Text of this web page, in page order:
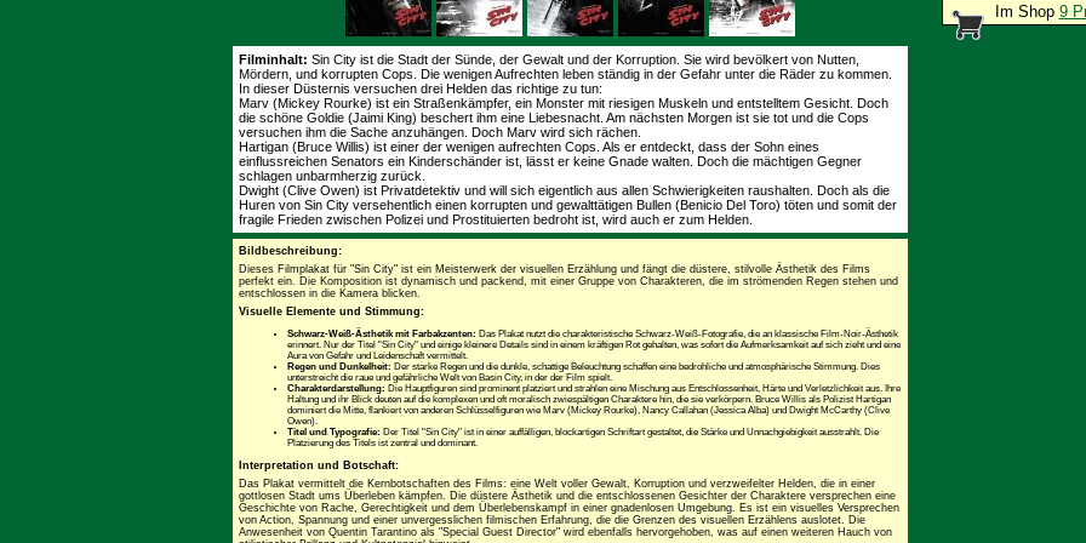
Im Shop 9
Filminhalt: Sin City ist die Stadt der Sünde, der Gewalt und der Korruption. Sie wird bevölkert von Nutten,
Mördern, und korrupten Cops. Die wenigen Aufrechten leben ständig in der Gefahr unter die Räder zu kommen.
In dieser Düsternis versuchen drei Helden das richtige zu tun:
Marv (Mickey Rourke) ist ein Straßenkämpfer, ein Monster mit riesigen Muskeln und entstelltem Gesicht. Doch
die schöne Goldie (Jaimi King) beschert ihm eine Liebesnacht. Am nächsten Morgen ist sie tot und die Cops
versuchen ihm die Sache anzuhängen. Doch Marv wird sich rächen.
Hartigan (Bruce Willis) ist einer der wenigen aufrechten Cops. Als er entdeckt, dass der Sohn eines
einflussreichen Senators ein Kinderschänder ist, lässt er keine Gnade walten. Doch die mächtigen Gegner
schlagen unbarmherzig zurück.
Dwight (Clive Owen) ist Privatdetektiv und will sich eigentlich aus allen Schwierigkeiten raushalten. Doch als die
Huren von Sin City versehentlich einen korrupten und gewalttätigen Bullen (Benicio Del Toro) töten und somit der
fragile Frieden zwischen Polizei und Prostituierten bedroht ist, wird auch er zum Helden.
Bildbeschreibung:
Dieses Filmplakat für "Sin City" ist ein Meisterwerk der visuellen Erzählung und fängt die düstere, stilvolle Ästhetik des Films
perfekt ein. Die Komposition ist dynamisch und packend, mit einer Gruppe von Charakteren, die im strömenden Regen stehen und
entschlossen in die Kamera blicken.
Visuelle Elemente und Stimmung:
Schwarz-Weiß-Ästhetik mit Farbakzenten: Das Plakat nutzt die charakteristische Schwarz-Weiß-Fotografie, die an klassische Film-Noir-Ästhetik
erinnert. Nur der Titel "Sin City" und einige kleinere Details sind in einem kräftigen Rot gehalten, was sofort die Aufmerksamkeit auf sich zieht und eine
Aura von Gefahr und Leidenschaft vermittelt.
Regen und Dunkelheit: Der starke Regen und die dunkle, schattige Beleuchtung schaffen eine bedrohliche und atmosphärische Stimmung. Dies
unterstreicht die raue und gefährliche Welt von Basin City, in der der Film spielt.
Charakterdarstellung: Die Hauptfiguren sind prominent platziert und strahlen eine Mischung aus Entschlossenheit, Härte und Verletzlichkeit aus. Ihre
Haltung und ihr Blick deuten auf die komplexen und oft moralisch zwiespältigen Charaktere hin, die sie verkörpern. Bruce Willis als Polizist Hartigan
dominiert die Mitte, flankiert von anderen Schlüsselfiguren wie Marv (Mickey Rourke), Nancy Callahan (Jessica Alba) und Dwight McCarthy (Clive
Owen).
Titel und Typografie: Der Titel "Sin City" ist in einer auffälligen, blockartigen Schriftart gestaltet, die Stärke und Unnachgiebigkeit ausstrahlt. Die
Platzierung des Titels ist zentral und dominant.
Interpretation und Botschaft:
Das Plakat vermittelt die Kernbotschaften des Films: eine Welt voller Gewalt, Korruption und verzweifelter Helden, die in einer
gottlosen Stadt ums Überleben kämpfen. Die düstere Ästhetik und die entschlossenen Gesichter der Charaktere versprechen eine
Geschichte von Rache, Gerechtigkeit und dem Überlebenskampf in einer gnadenlosen Umgebung. Es ist ein visuelles Versprechen
von Action, Spannung und einer unvergesslichen filmischen Erfahrung, die die Grenzen des visuellen Erzählens auslotet. Die
Anwesenheit von Quentin Tarantino als "Special Guest Director" wird ebenfalls hervorgehoben, was auf einen weiteren Hauch von